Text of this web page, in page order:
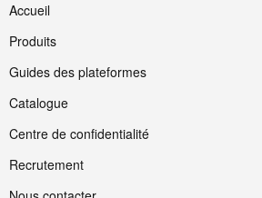
Accueil
Produits
Guides des plateformes
Catalogue
Centre de confidentialité
Recrutement